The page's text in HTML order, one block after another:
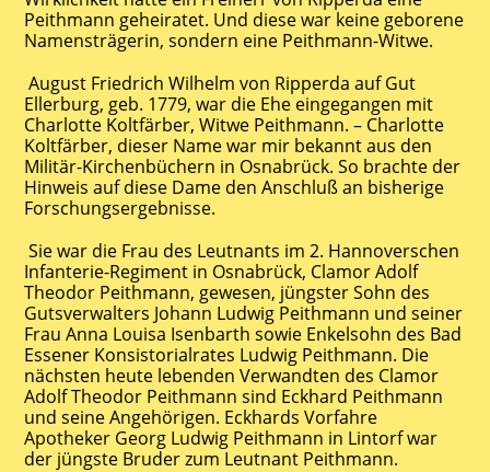
Peithmann geheiratet. Und diese war keine geborene
Namensträgerin, sondern eine Peithmann-Witwe.
August Friedrich Wilhelm von Ripperda auf Gut
Ellerburg, geb. 1779, war die Ehe eingegangen mit
Charlotte Koltfärber, Witwe Peithmann. – Charlotte
Koltfärber, dieser Name war mir bekannt aus den
Militär-Kirchenbüchern in Osnabrück. So brachte der
Hinweis auf diese Dame den Anschluß an bisherige
Forschungsergebnisse.
Sie war die Frau des Leutnants im 2. Hannoverschen
Infanterie-Regiment in Osnabrück, Clamor Adolf
Theodor Peithmann, gewesen, jüngster Sohn des
Gutsverwalters Johann Ludwig Peithmann und seiner
Frau Anna Louisa Isenbarth sowie Enkelsohn des Bad
Essener Konsistorialrates Ludwig Peithmann. Die
nächsten heute lebenden Verwandten des Clamor
Adolf Theodor Peithmann sind Eckhard Peithmann
und seine Angehörigen. Eckhards Vorfahre
Apotheker Georg Ludwig Peithmann in Lintorf war
der jüngste Bruder zum Leutnant Peithmann.